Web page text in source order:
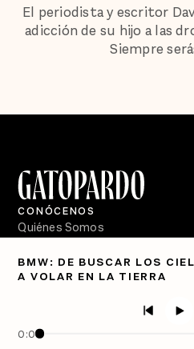
El periodista y escritor
adicción de su hijo a las
Siempre
BMW: DE BUSCAR LOS
A VOLAR EN LA TIERRA
0:00
CONÓCENOS
Quiénes Somos
PÓDCASTS
Crecer en Distopía